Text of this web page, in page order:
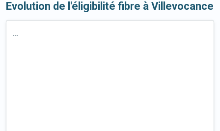
Evolution de l'éligibilité fibre à Villevocance
...